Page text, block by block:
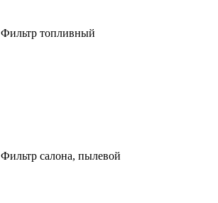
Фильтр топливный
Фильтр салона, пылевой